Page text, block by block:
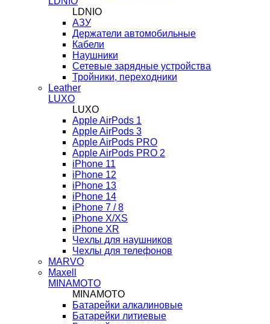
LDNIO
АЗУ
Держатели автомобильные
Кабели
Наушники
Сетевые зарядные устройства
Тройники, переходники
Leather
LUXO
LUXO
Apple AirPods 1
Apple AirPods 3
Apple AirPods PRO
Apple AirPods PRO 2
iPhone 11
iPhone 12
iPhone 13
iPhone 14
iPhone 7 / 8
iPhone X/XS
iPhone XR
Чехлы для наушников
Чехлы для телефонов
MARVO
Maxell
MINAMOTO
MINAMOTO
Батарейки алкалиновые
Батарейки литиевые